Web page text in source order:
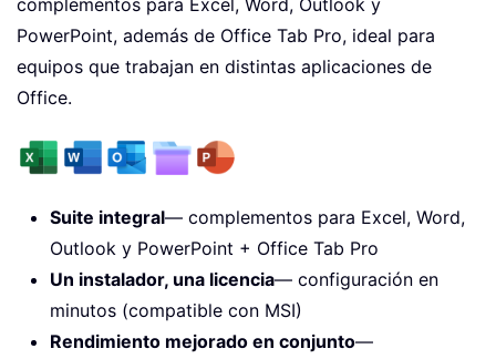
PowerPoint, además de Office Tab Pro, ideal para
equipos que trabajan en distintas aplicaciones de
Office.
Suite integral— complementos para Excel, Word,
Outlook y PowerPoint + Office Tab Pro
Un instalador, una licencia— configuración en
minutos (compatible con MSI)
Rendimiento mejorado en conjunto—